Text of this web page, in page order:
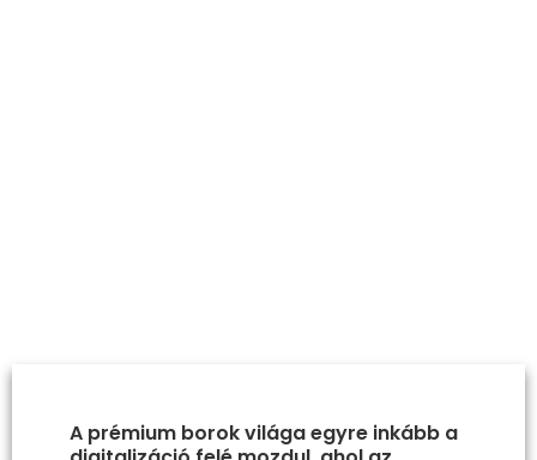
A prémium borok világa egyre inkább a